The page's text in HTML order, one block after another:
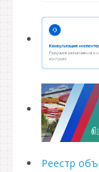
Реестр